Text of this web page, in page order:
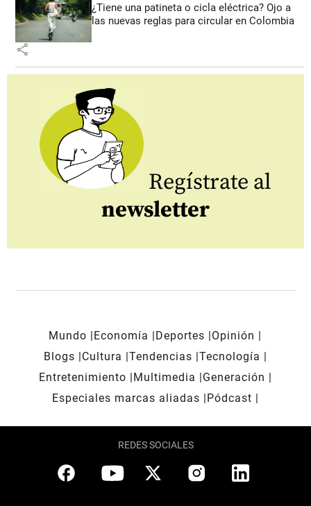
¿Tiene una patineta o cicla eléctrica? Ojo a
las nuevas reglas para circular en Colombia
share
Regístrate al
newsletter
Mundo Economía Deportes
Opinión
Blogs
Cultura Tendencias Tecnología
Entretenimiento
Multimedia
Generación
Especiales marcas aliadas
Pódcast
REDES SOCIALES